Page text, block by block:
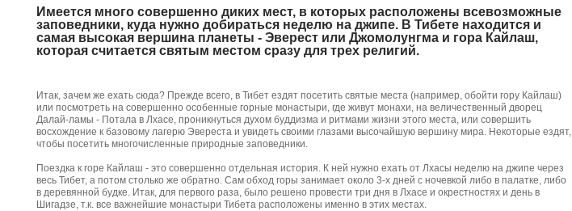
Имеется много совершенно диких мест, в которых расположены всевозможные
заповедники, куда нужно добираться неделю на джипе. В Тибете находится и
самая высокая вершина планеты - Эверест или Джомолунгма и гора Кайлаш,
которая считается святым местом сразу для трех религий.
Итак, зачем же ехать сюда? Прежде всего, в Тибет ездят посетить святые места (например, обойти гору Кайлаш)
или посмотреть на совершенно особенные горные монастыри, где живут монахи, на величественный дворец
Далай-ламы - Потала в Лхасе, проникнуться духом буддизма и ритмами жизни этого места, или совершить
восхождение к базовому лагерю Эвереста и увидеть своими глазами высочайшую вершину мира. Некоторые ездят,
чтобы посетить многочисленные природные заповедники.
Поездка к горе Кайлаш - это совершенно отдельная история. К ней нужно ехать от Лхасы неделю на джипе через
весь Тибет, а потом столько же обратно. Сам обход горы занимает около 3-х дней с ночевкой либо в палатке, либо
в деревянной будке. Итак, для первого раза, было решено провести три дня в Лхасе и окрестностях и день в
Шигадзе, т.к. все важнейшие монастыри Тибета расположены именно в этих местах.